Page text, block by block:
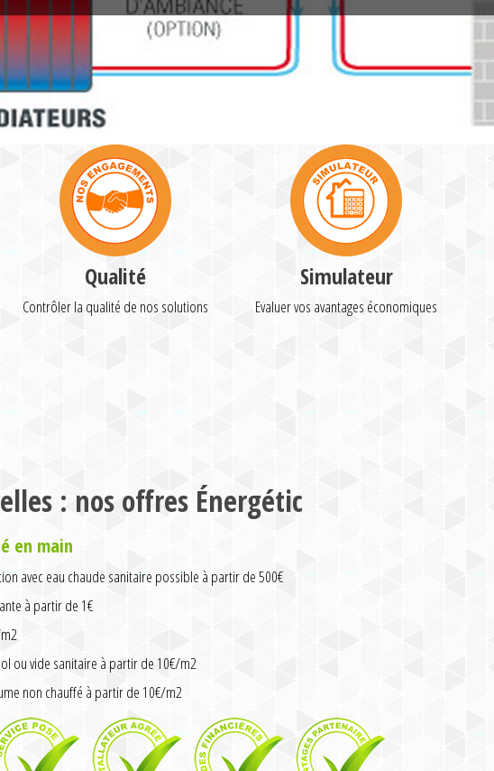
Qualité
Contrôler la qualité de nos solutions
Simulateur
Evaluer vos avantages économiques
: nos offres Énergétic
en main
avec eau chaude sanitaire possible à partir de 500€
à partir de 1€
ou vide sanitaire à partir de 10€/m2
non chauffé à partir de 10€/m2